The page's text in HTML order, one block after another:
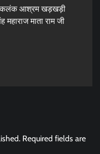
नेहकलंक आश्रम खड़खड़ी
महाराज माता राम जी
Required fields are